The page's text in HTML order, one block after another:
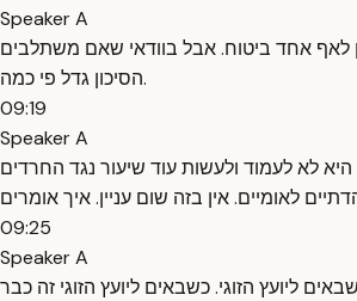
Speaker A
לאף אחד ביטוח. אבל בוודאי שאם משתלבים
הסיכון גדל פי כמה.
09:19
Speaker A
לא לעמוד ולעשות עוד שיעור נגד החרדים
09:25
Speaker A
ליועץ הזוגי. כשבאים ליועץ הזוגי זה כבר